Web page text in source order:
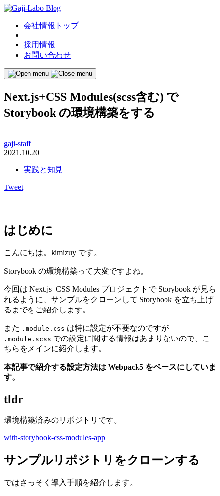
会社情報トップ
採用情報
お問い合わせ
Next.js+CSS Modules(scss含む) で
Storybook の環境構築をする
gaji-staff
2021.10.20
実践と知見
Tweet
はじめに
こんにちは。kimizuy です。
Storybook の環境構築って大変ですよね。
今回は Next.js+CSS Modules プロジェクトで Storybook が見ら
れるように、サンプルをクローンして Storybook を立ち上げ
るまでをご紹介します。
また .module.css は特に設定が不要なのですが
.module.scss での設定に関する情報はあまりないので、こ
ちらをメインに紹介します。
本記事で紹介する設定方法は Webpack5 をベースにしていま
す。
tldr
環境構築済みのリポジトリです。
with-storybook-css-modules-app
サンプルリポジトリをクローンする
ではさっそく導入手順を紹介します。